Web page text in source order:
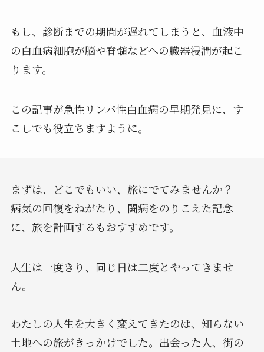
もし、診断までの期間が遅れてしまうと、血液中
の白血病細胞が脳や脊髄などへの臓器浸潤が起こ
ります。
この記事が急性リンパ性白血病の早期発見に、す
こしでも役立ちますように。
まずは、どこでもいい、旅にでてみませんか？
病気の回復をねがたり、闘病をのりこえた記念
に、旅を計画するもおすすめです。
人生は一度きり、同じ日は二度とやってきませ
ん。
わたしの人生を大きく変えてきたのは、知らない
土地への旅がきっかけでした。出会った人、街の